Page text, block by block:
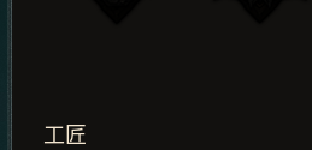
工匠